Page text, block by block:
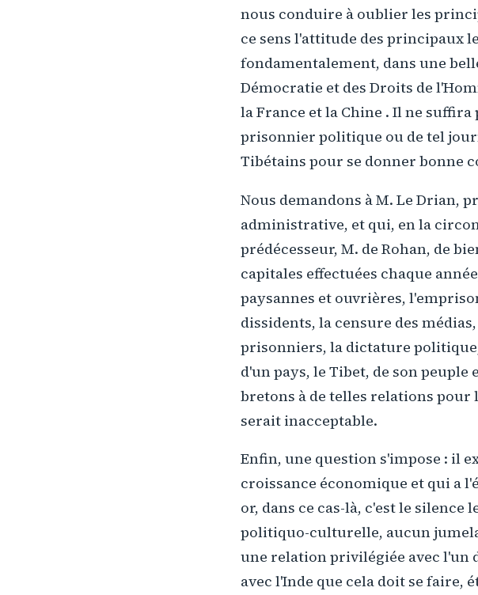
nous conduire à oublier les
ce sens l'attitude des principaux
fondamentalement, dans une
Démocratie et des Droits de
la France et la Chine . Il ne
prisonnier politique ou de tel
Tibétains pour se donner bonne
Nous demandons à M. Le Drian,
administrative, et qui, en la
prédécesseur, M. de Rohan, de
capitales effectuées chaque
paysannes et ouvrières,
dissidents, la censure des
prisonniers, la dictature
d'un pays, le Tibet, de son
bretons à de telles relations
serait inacceptable.
Enfin, une question s'impose : il
croissance économique et qui a
or, dans ce cas-là, c'est le
politiquo-culturelle, aucun
une relation privilégiée avec l'un
avec l'Inde que cela doit se faire,